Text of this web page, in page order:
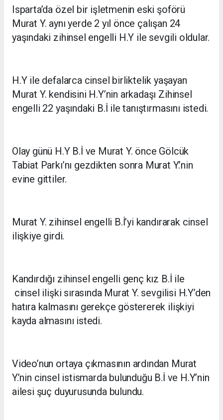
Isparta’da özel bir işletmenin eski şoförü
Murat Y. aynı yerde 2 yıl önce çalışan 24
yaşındaki zihinsel engelli H.Y ile sevgili oldular.
H.Y ile defalarca cinsel birliktelik yaşayan
Murat Y. kendisini H.Y’nin arkadaşı Zihinsel
engelli 22 yaşındaki B.İ ile tanıştırmasını istedi.
Olay günü H.Y B.İ ve Murat Y. önce Gölcük
Tabiat Parkı’nı gezdikten sonra Murat Y.’nin
evine gittiler.
Murat Y. zihinsel engelli B.İ’yi kandırarak cinsel
ilişkiye girdi.
Kandırdığı zihinsel engelli genç kız B.İ ile
cinsel ilişki sırasında Murat Y. sevgilisi H.Y’den
hatıra kalmasını gerekçe göstererek ilişkiyi
kayda almasını istedi.
Video’nun ortaya çıkmasının ardından Murat
Y.’nin cinsel istismarda bulunduğu B.İ ve H.Y’nin
ailesi şuç duyurusunda bulundu.